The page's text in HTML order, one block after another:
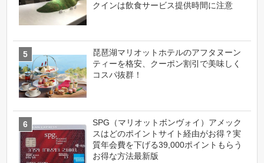
クインは飲食サービス提供時間に注意
琵琶湖マリオットホテルのアフタヌーン
ティーを格安、クーポン割引で美味しく
コスパ抜群！
SPG（マリオットボンヴォイ）アメック
スはどのポイントサイト経由がお得？実
質年会費を下げる39,000ポイントもらう
お得な方法最新版